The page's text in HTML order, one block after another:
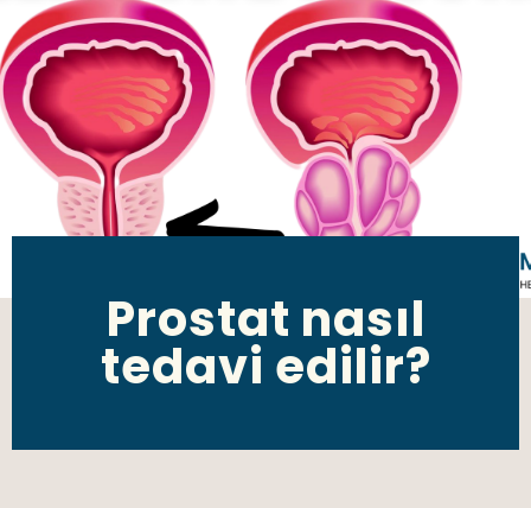
Prostat nasıl
tedavi edilir?